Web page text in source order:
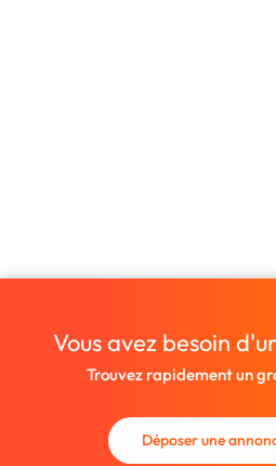
Vous avez besoin
Trouvez rapidement un
Déposer une